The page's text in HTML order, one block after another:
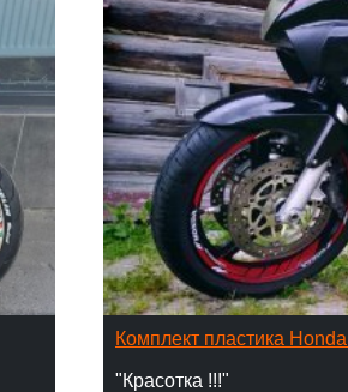
Комплект пластика
"Красотка !!!"